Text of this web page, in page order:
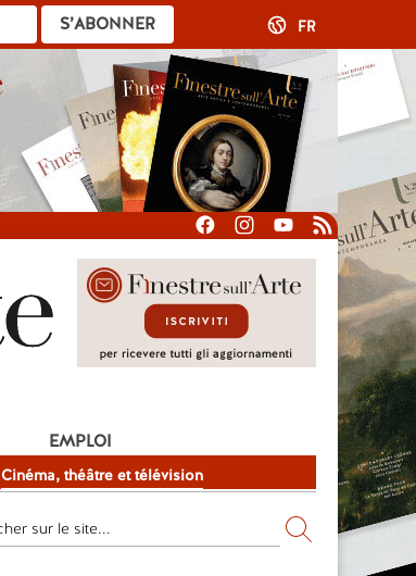
S’ABONNER FR
Cinéma, théâtre et télévision
EMPLOI